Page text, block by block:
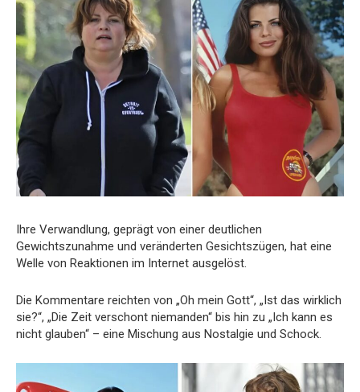
Ihre Verwandlung, geprägt von einer deutlichen
Gewichtszunahme und veränderten Gesichtszügen, hat eine
Welle von Reaktionen im Internet ausgelöst.
Die Kommentare reichten von „Oh mein Gott“, „Ist das wirklich
sie?“, „Die Zeit verschont niemanden“ bis hin zu „Ich kann es
nicht glauben“ – eine Mischung aus Nostalgie und Schock.